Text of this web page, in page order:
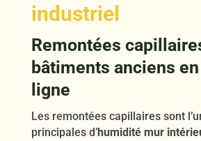
industriel
Remontées
bâtiments anciens
ligne
Les remontées capillaires sont
principales d’humidité mur